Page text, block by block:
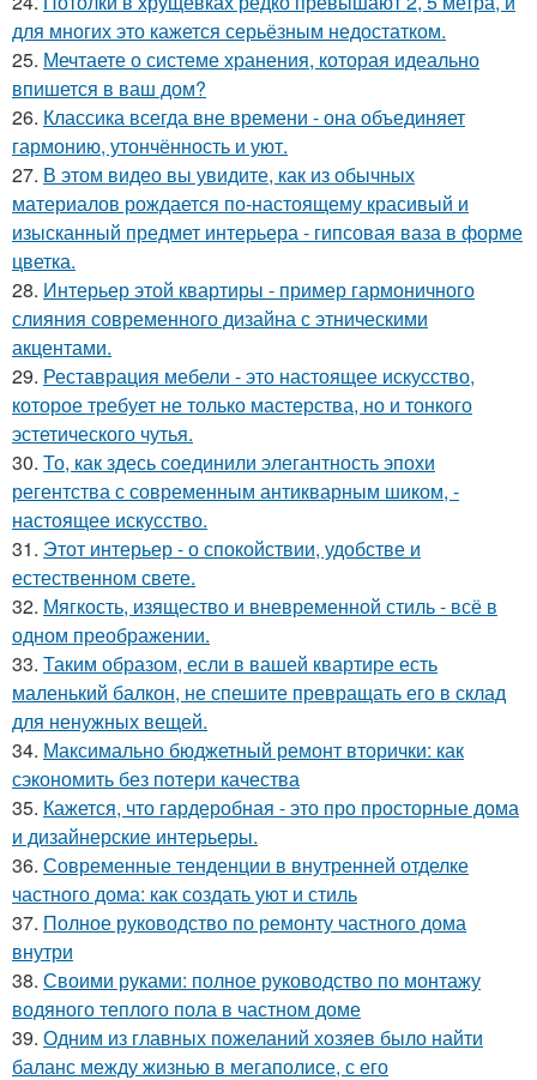
для многих это кажется серьёзным недостатком.
25. Мечтаете о системе хранения, которая идеально
впишется в ваш дом?
26. Классика всегда вне времени - она объединяет
гармонию, утончённость и уют.
27. В этом видео вы увидите, как из обычных
материалов рождается по-настоящему красивый и
изысканный предмет интерьера - гипсовая ваза в форме
цветка.
28. Интерьер этой квартиры - пример гармоничного
слияния современного дизайна с этническими
акцентами.
29. Реставрация мебели - это настоящее искусство,
которое требует не только мастерства, но и тонкого
эстетического чутья.
30. То, как здесь соединили элегантность эпохи
регентства с современным антикварным шиком, -
настоящее искусство.
31. Этот интерьер - о спокойствии, удобстве и
естественном свете.
32. Мягкость, изящество и вневременной стиль - всё в
одном преображении.
33. Таким образом, если в вашей квартире есть
маленький балкон, не спешите превращать его в склад
для ненужных вещей.
34. Максимально бюджетный ремонт вторички: как
сэкономить без потери качества
35. Кажется, что гардеробная - это про просторные дома
и дизайнерские интерьеры.
36. Современные тенденции в внутренней отделке
частного дома: как создать уют и стиль
37. Полное руководство по ремонту частного дома
внутри
38. Своими руками: полное руководство по монтажу
водяного теплого пола в частном доме
39. Одним из главных пожеланий хозяев было найти
баланс между жизнью в мегаполисе, с его